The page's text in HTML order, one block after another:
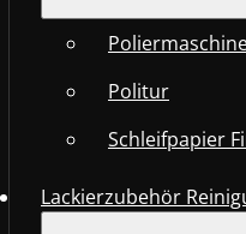
Politur
Schleifpapier
Lackierzubehör